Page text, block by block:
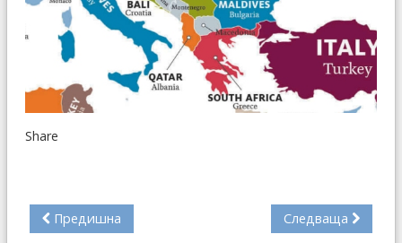
Share
Предишна Следваща